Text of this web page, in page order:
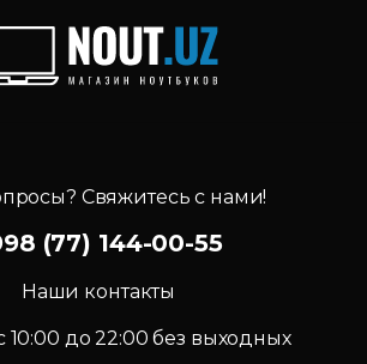
Свяжитесь с нами!
(77) 144-00-55
Наши контакты
10:00 до 22:00 без выходных